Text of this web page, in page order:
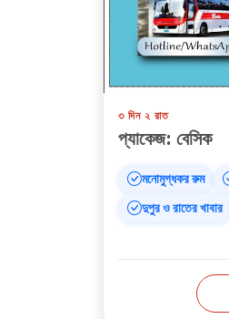
৩ দিন ২ রাত
প্যাকেজ: বেসিক
মনোমুগ্ধকর রুম
দুপুর ও রাতের খাবার